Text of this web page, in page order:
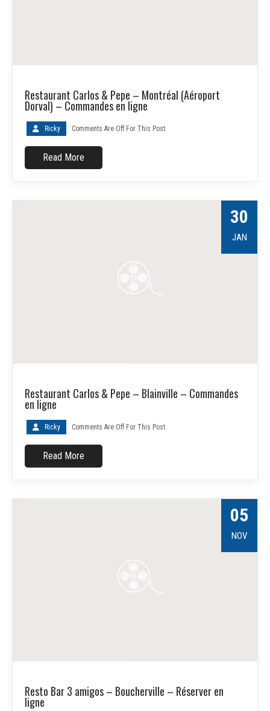
Restaurant Carlos & Pepe – Montréal (Aéroport
Dorval) – Commandes en ligne
Ricky Comments Are Off For This Post.
Read More
30
JAN
Restaurant Carlos & Pepe – Blainville – Commandes
en ligne
Ricky Comments Are Off For This Post.
Read More
05
NOV
Resto Bar 3 amigos – Boucherville – Réserver en
ligne